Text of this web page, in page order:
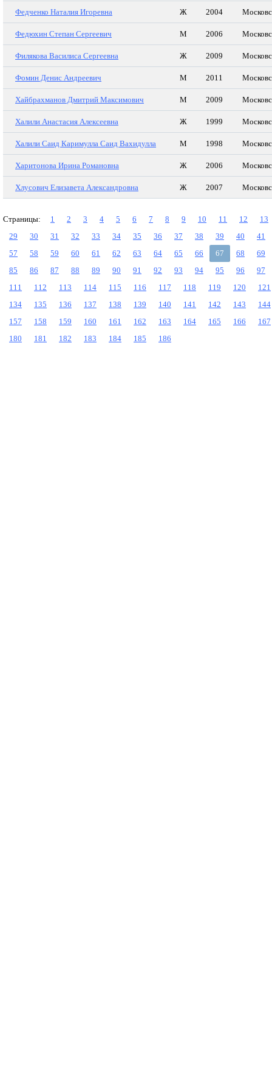
Федченко Наталия Игоревна Ж 2004
Федюхин Степан Сергеевич М 2006
Филякова Василиса Сергеевна Ж 2009
Фомин Денис Андреевич М 2011
Хайбрахманов Дмитрий Максимович М 2009
Халили Анастасия Алексеевна Ж 1999
Халили Саид Каримулла Саид Вахидулла М 1998
Харитонова Ирина Романовна Ж 2006
Хлусович Елизавета Александровна Ж 2007
Страницы: 1 2 3 4 5 6 7 8 9 10 11 12
13
29
30 31 32 33 34 35 36 37 38 39 40
41
57
58 59 60 61 62 63 64 65 66 67 68
69
85
86 87 88 89 90 91 92 93 94 95 96
97
111
112 113 114 115 116 117 118 119 120
121
134
135 136 137 138 139 140 141 142 143
144
157
158 159 160 161 162 163 164 165 166
167
180
181 182 183 184 185 186